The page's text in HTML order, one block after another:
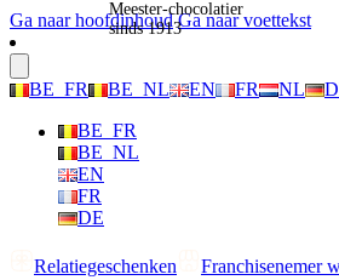
Ga naar hoofdinhoud Ga naar voettekst
BE_FR BE_NL EN FR NL
BE_FR
BE_NL
EN
FR
DE
Relatiegeschenken
Franchisenemer
Meester-chocolatier
sinds 1913